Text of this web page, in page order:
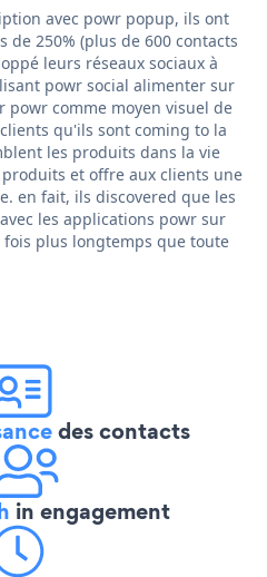
avec powr popup, ils ont
250% (plus de 600 contacts
leurs réseaux sociaux à
powr social alimenter sur
comme moyen visuel de
qu'ils sont coming to la
les produits dans la vie
et offre aux clients une
en fait, ils discovered que les
les applications powr sur
plus longtemps que toute
des contacts
in engagement